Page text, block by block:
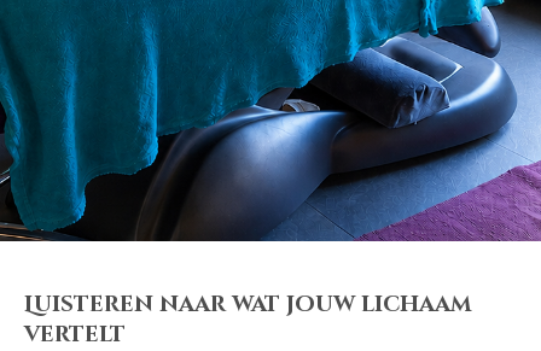
Luisteren naar wat jouw lichaam
vertelt